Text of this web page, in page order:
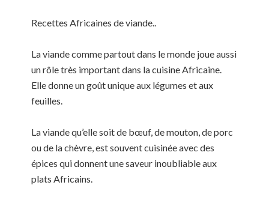
Recettes Africaines de viande..
La viande comme partout dans le monde joue aussi
un rôle très important dans la cuisine Africaine.
Elle donne un goût unique aux légumes et aux
feuilles.
La viande qu’elle soit de bœuf, de mouton, de porc
ou de la chèvre, est souvent cuisinée avec des
épices qui donnent une saveur inoubliable aux
plats Africains.